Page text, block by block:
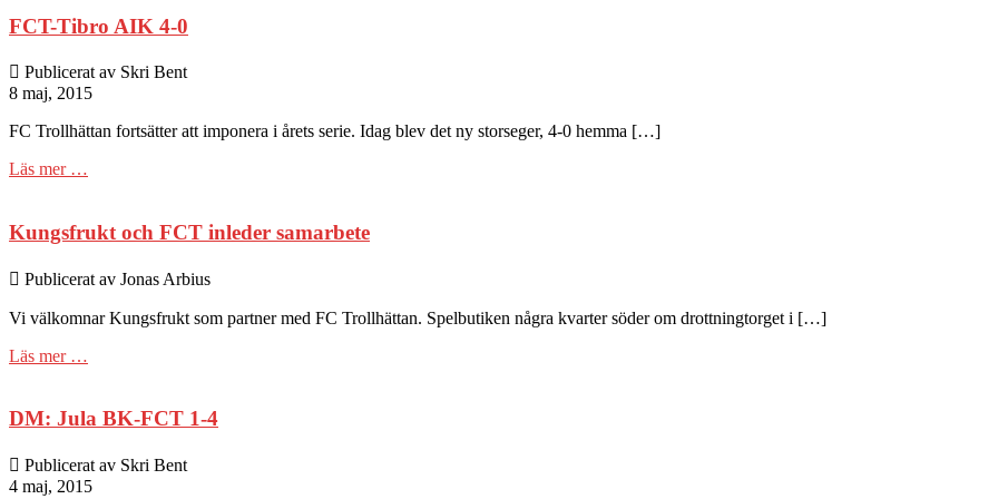
FCT-Tibro AIK 4-0
Publicerat av Skri Bent
8 maj, 2015
FC Trollhättan fortsätter att imponera i årets serie. Idag blev det ny storseger, 4-0 hemma […]
Läs mer …
Kungsfrukt och FCT inleder samarbete
Publicerat av Jonas Arbius
Vi välkomnar Kungsfrukt som partner med FC Trollhättan. Spelbutiken några kvarter söder om drottningtorget i […]
Läs mer …
DM: Jula BK-FCT 1-4
Publicerat av Skri Bent
4 maj, 2015